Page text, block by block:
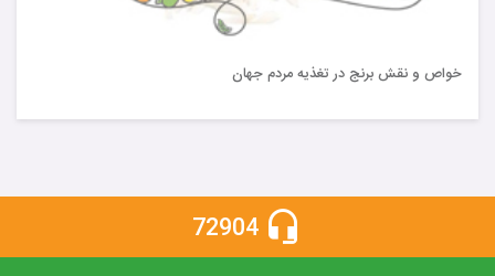
خواص و نقش برنج در تغذیه مردم جهان
72904